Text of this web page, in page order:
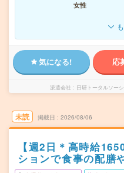
女性
気になる! 応
派遣会社 日研トータルソー
未読 掲載日 2026/08/06
【週2日＊高時給
ションで食事の配膳